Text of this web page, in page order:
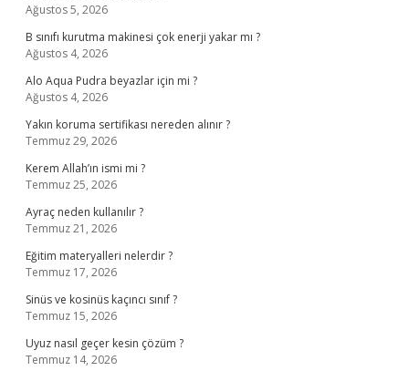
Ağustos 5, 2026
B sınıfı kurutma makinesi çok enerji yakar mı ?
Ağustos 4, 2026
Alo Aqua Pudra beyazlar için mi ?
Ağustos 4, 2026
Yakın koruma sertifikası nereden alınır ?
Temmuz 29, 2026
Kerem Allah’ın ismi mi ?
Temmuz 25, 2026
Ayraç neden kullanılır ?
Temmuz 21, 2026
Eğitim materyalleri nelerdir ?
Temmuz 17, 2026
Sinüs ve kosinüs kaçıncı sınıf ?
Temmuz 15, 2026
Uyuz nasıl geçer kesin çözüm ?
Temmuz 14, 2026